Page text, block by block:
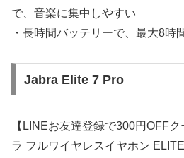
で、音楽に集中しやすい
・長時間バッテリーで、最大8時
Jabra Elite 7 Pro
【LINEお友達登録で300円OFF
ラ フルワイヤレスイヤホン